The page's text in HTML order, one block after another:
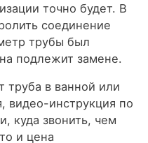
точно будет. В
соединение
трубы был
подлежит замене.